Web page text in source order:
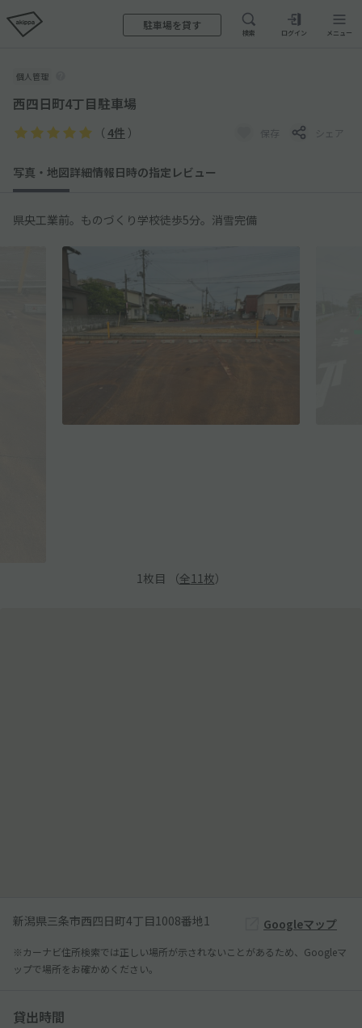
駐車場を貸す
検索 ログイン メニュー
個人管理
西四日町4丁目駐車場
（ 4件 ） 保存 シェア
写真・地図詳細情報日時の指定 レビュー
県央工業前。ものづくり学校徒歩5分。消雪完備
1枚目 （全11枚）
新潟県三条市西四日町4丁目1008番地1 Googleマップ
※カーナビ住所検索では正しい場所が示されないことがあるため、Googleマ
ップで場所をお確かめください。
貸出時間